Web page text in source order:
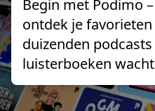
Begin met Podimo
ontdek je
duizenden podcasts
luisterboeken